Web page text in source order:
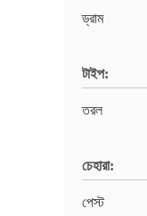
ড্রাম
টাইপ:
তরল
চেহারা:
পেস্ট